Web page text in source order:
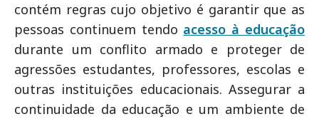
contém regras cujo objetivo é garantir que as
pessoas continuem tendo acesso à educação
durante um conflito armado e proteger de
agressões estudantes, professores, escolas e
outras instituições educacionais. Assegurar a
continuidade da educação e um ambiente de